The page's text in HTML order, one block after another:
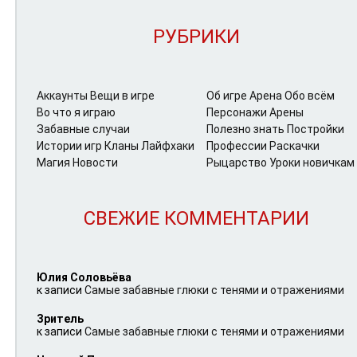
РУБРИКИ
Аккаунты Вещи в игре
Во что я играю
Забавные случаи
Истории игр Кланы Лайфхаки
Магия Новости
Об игре Арена Обо всём
Персонажи Арены
Полезно знать Постройки
Профессии Раскачки
Рыцарство Уроки новичкам
СВЕЖИЕ КОММЕНТАРИИ
Юлия Соловьёва
к записи Самые забавные глюки с тенями и отражениями
Зритель
к записи Самые забавные глюки с тенями и отражениями